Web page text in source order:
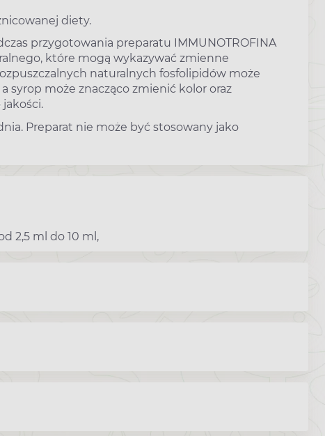
diety.
przygotowania preparatu IMMUNOTROFINA
które mogą wykazywać zmienne
naturalnych fosfolipidów może
syrop może znacząco zmienić kolor oraz
Preparat nie może być stosowany jako
2,5 ml do 10 ml,